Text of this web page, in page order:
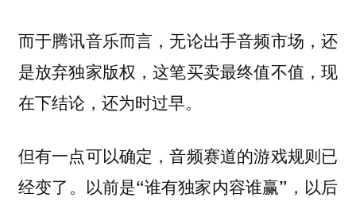
而于腾讯音乐而言，无论出手音频市场，还
是放弃独家版权，这笔买卖最终值不值，现
在下结论，还为时过早。
但有一点可以确定，音频赛道的游戏规则已
经变了。 以前是“谁有独家内容谁赢”，以后